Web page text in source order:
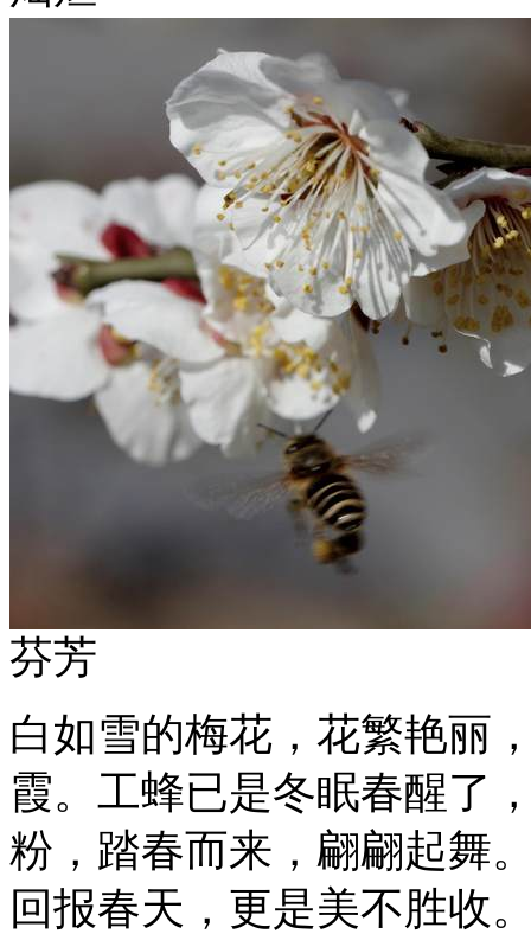
芬芳
白如雪的梅花，花繁艳丽
霞。工蜂已是冬眠春醒了
粉，踏春而来，翩翩起舞
回报春天，更是美不胜收